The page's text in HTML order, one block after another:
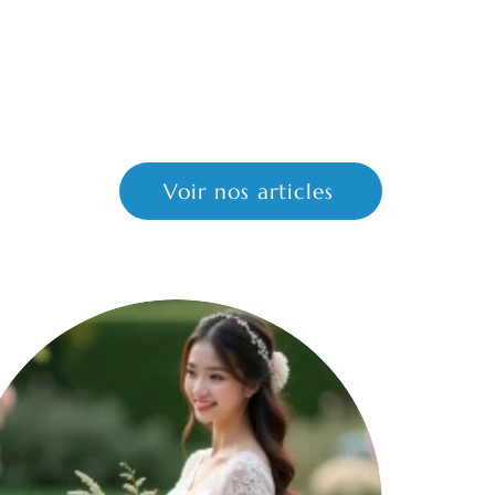
Voir nos articles